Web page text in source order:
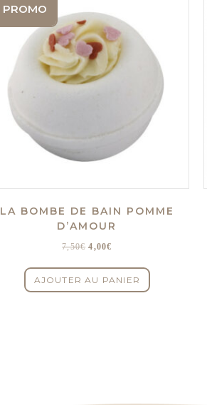
PROMO
LA BOMBE DE BAIN POMME
D’AMOUR
7,50€ Le
initial
était :
4,00€
actuel
est :
AJOUTER AU PANIER